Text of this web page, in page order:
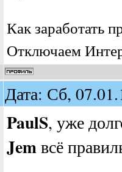
Как заработать
Отключаем
Дата: Сб,
PaulS, уже
Jemвсё